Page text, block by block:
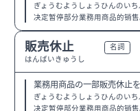
ぎょうむようしょうひんのい
决定暂停部分業務用商品的销售
販売休止
はんばいきゅうし
名詞
業務用商品の一部販売休止
ぎょうむようしょうひんのい
决定暂停部分業務用商品的销售